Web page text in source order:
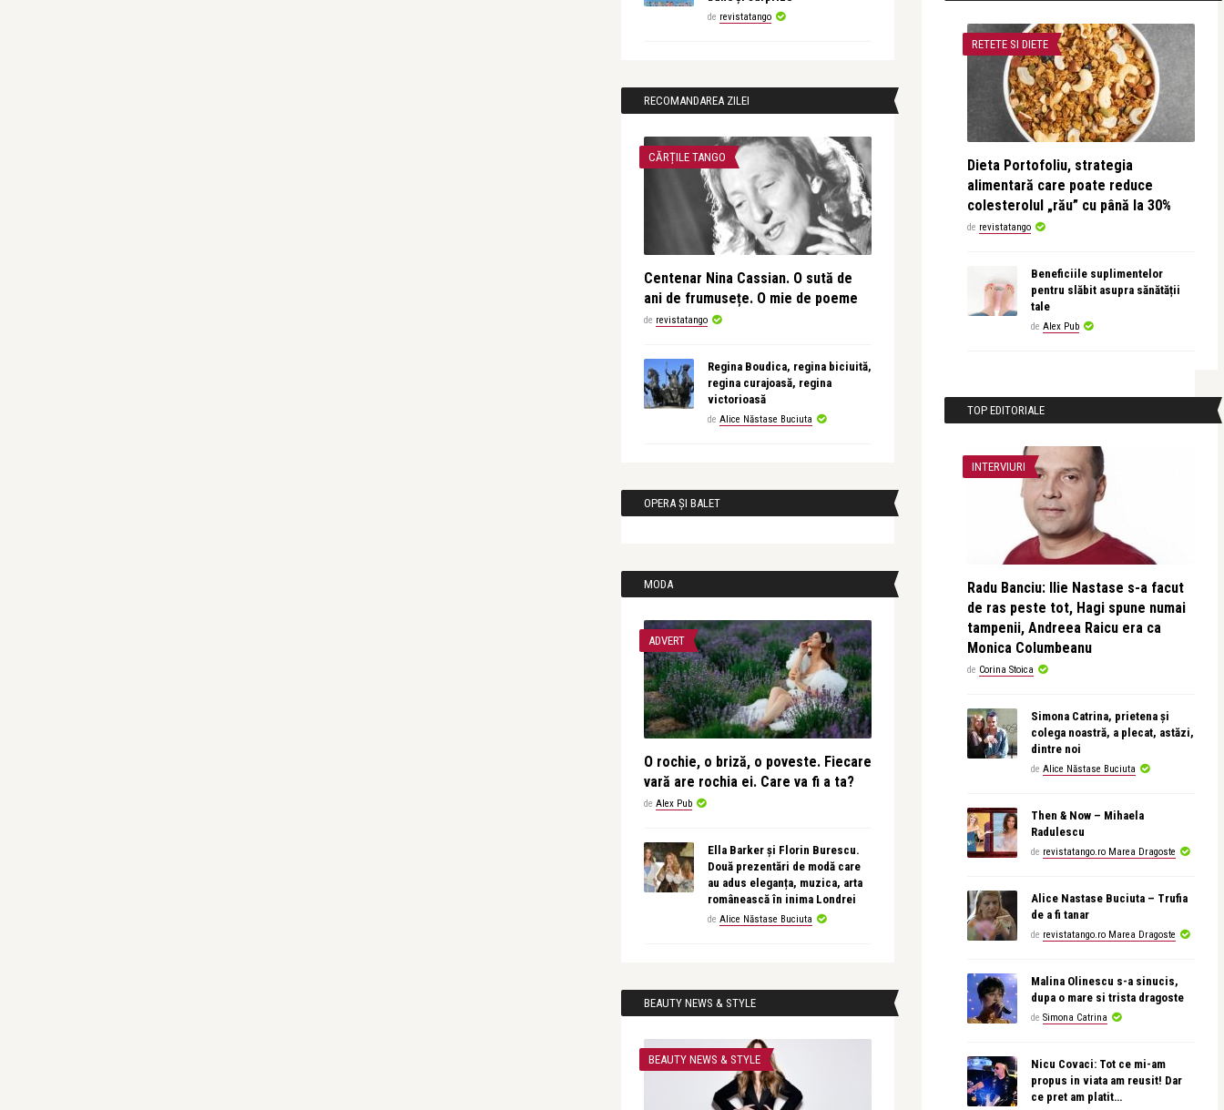
de revistatango
RECOMANDAREA ZILEI
CĂRȚILE TANGO
Centenar Nina Cassian. O sută de
ani de frumusețe. O mie de poeme
de revistatango
Regina Boudica, regina biciuită,
regina curajoasă, regina
victorioasă
de Alice Năstase Buciuta
OPERA ȘI BALET
MODA
ADVERT
O rochie, o briză, o poveste. Fiecare
vară are rochia ei. Care va fi a ta?
de Alex Pub
Ella Barker și Florin Burescu.
Două prezentări de modă care
au adus eleganța, muzica, arta
românească în inima Londrei
de Alice Năstase Buciuta
BEAUTY NEWS & STYLE
BEAUTY NEWS & STYLE
RETETE SI DIETE
Dieta Portofoliu, strategia
alimentară care poate reduce
colesterolul „rău” cu până la 30%
de revistatango
Beneficiile suplimentelor
pentru slăbit asupra sănătății
tale
de Alex Pub
TOP EDITORIALE
INTERVIURI
Radu Banciu: Ilie Nastase s-a facut
de ras peste tot, Hagi spune numai
tampenii, Andreea Raicu era ca
Monica Columbeanu
de Corina Stoica
Simona Catrina, prietena și
colega noastră, a plecat, astăzi,
dintre noi
de Alice Năstase Buciuta
Then & Now – Mihaela
Radulescu
de revistatango.ro Marea Dragoste
Alice Nastase Buciuta – Trufia
de a fi tanar
de revistatango.ro Marea Dragoste
Malina Olinescu s-a sinucis,
dupa o mare si trista dragoste
de Simona Catrina
Nicu Covaci: Tot ce mi-am
propus in viata am reusit! Dar
ce pret am platit…